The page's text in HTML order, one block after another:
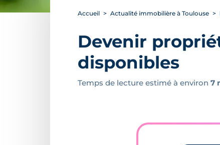
Accueil Actualité immobilière à Toulouse
Devenir
disponibles
Temps de lecture estimé à environ 7